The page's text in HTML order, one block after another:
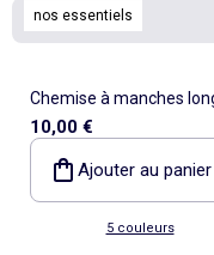
nos essentiels
Chemise à manches
en lin et coton
10,00 €
Ajouter au panier
5 couleurs